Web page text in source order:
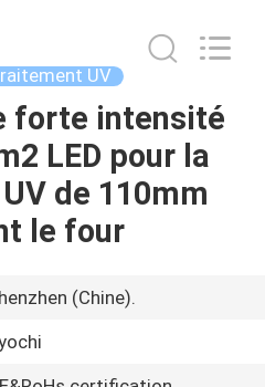
UV
forte intensité
LED pour la
de 110mm
le four
(Chine).